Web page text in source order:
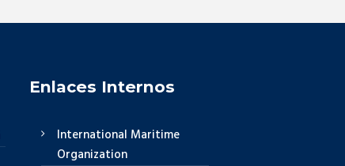
Enlaces Internos
International Maritime
Organization